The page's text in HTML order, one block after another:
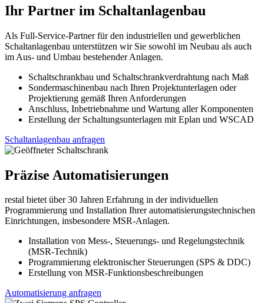
Ihr Partner im Schaltanlagenbau
Als Full-Service-Partner für den industriellen und gewerblichen
Schaltanlagenbau unterstützen wir Sie sowohl im Neubau als auch
im Aus- und Umbau bestehender Anlagen.
Schaltschrankbau und Schaltschrankverdrahtung nach Maß
Sondermaschinenbau nach Ihren Projektunterlagen oder
Projektierung gemäß Ihren Anforderungen
Anschluss, Inbetriebnahme und Wartung aller Komponenten
Erstellung der Schaltungsunterlagen mit Eplan und WSCAD
Schaltanlagenbau anfragen
Präzise Automatisierungen
restal bietet über 30 Jahren Erfahrung in der individuellen
Programmierung und Installation Ihrer automatisierungstechnischen
Einrichtungen, insbesondere MSR-Anlagen.
Installation von Mess-, Steuerungs- und Regelungstechnik
(MSR-Technik)
Programmierung elektronischer Steuerungen (SPS & DDC)
Erstellung von MSR-Funktionsbeschreibungen
Automatisierung anfragen